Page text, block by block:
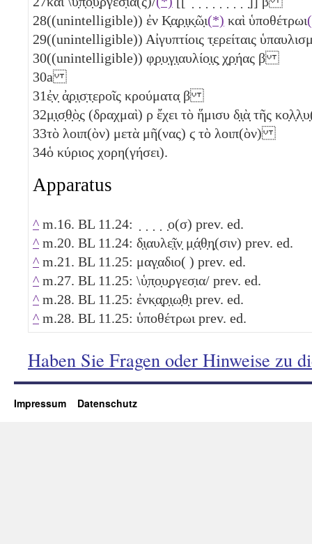
28((unintelligible)) ἐν Κ̣α̣ρ̣ι̣κ̣ῶ̣ι(*) καὶ ὑποθέτρωι
29((unintelligible)) Αἰγυπτίοις τ̣ερείταις
30((unintelligible)) φ̣ρ̣υ̣γ̣ι̣αυλίο̣ι̣ς̣ χ̣ρ̣ήας β
30a
31ἐ̣ν̣ ἀ̣ρ̣ι̣σ̣τ̣εροῖς κρούματα̣ β
32μ̣ι̣σ̣θ̣ὸ̣ς (δραχμαὶ) ρ ἔχει τὸ ἥμισυ δ̣ι̣ὰ̣ τῆς
33τὸ λοιπ(ὸν) μετὰ μῆ(νας) ϛ τὸ λοιπ(ὸν)
34ὁ κύριος χορη(γήσει).
Apparatus
^ m.16. BL 11.24: ̣ ̣ ̣ ̣ ̣ο(σ) prev. ed.
^ m.20. BL 11.24: δ̣ι̣αυλε̣ῖ̣ν̣ μ̣ά̣θ̣η̣(σιν) prev. ed.
^ m.21. BL 11.25: μαγ̣αδιο( ) prev. ed.
^ m.27. BL 11.25: \ὑ̣π̣ο̣υ̣ργεσ̣ια/ prev. ed.
^ m.28. BL 11.25: ἐνκ̣α̣ρ̣ι̣ω̣θ̣ι prev. ed.
^ m.28. BL 11.25: ὑποθέτρωι prev. ed.
Haben Sie Fragen oder Hinweise zu
Impressum Datenschutz